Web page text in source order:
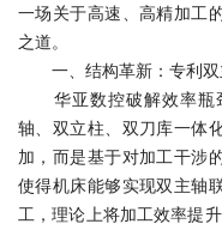
一场关于高速、高精加工
之道。
一、结构革新：专利双
华亚数控破解效率瓶
轴、双立柱、双刀库一体
加，而是基于对加工干涉
使得机床能够实现双主轴
工，理论上将加工效率提